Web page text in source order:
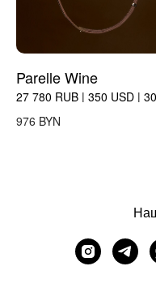
Parelle Wine
27 780 RUB | 350 USD |
976 BYN